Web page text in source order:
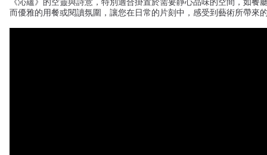
而優雅的用餐或閱讀氛圍，讓您在日常的片刻中，感受到藝術所帶來